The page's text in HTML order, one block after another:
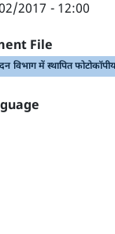
2017 - 12:00
File
विभाग में स्थापित